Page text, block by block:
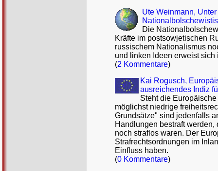
Ute Weinmann,
Die
Kräfte im postsowjetischen
russischem Nationalismus
und linken Ideen erweist
(2 Kommentare)
Kai Rogusch,
ausreichendes Indiz
Steht die
möglichst niedrige
Grundsätze" sind jedenfalls
Handlungen bestraft
noch straflos waren. Der
Strafrechtsordnungen im
Einfluss haben.
(0 Kommentare)